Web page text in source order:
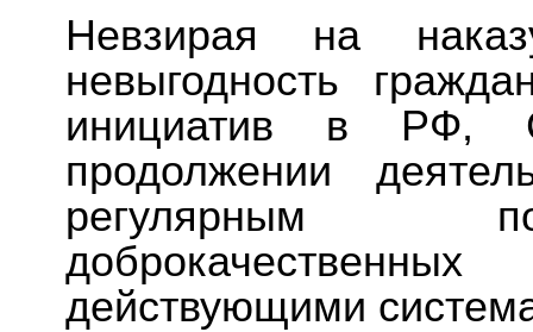
Невзирая на
невыгодность
инициатив в РФ,
продолжении
регулярным
действующими